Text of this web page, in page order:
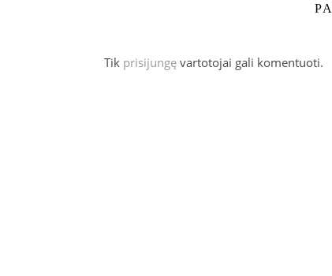
Tik prisijungę vartotojai gali komentuoti.